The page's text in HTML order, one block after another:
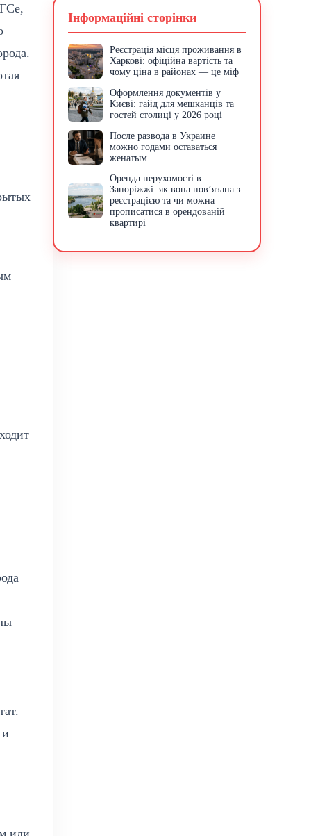
или
Інформаційні сторінки
Реєстрація місця проживання в
Харкові: офіційна вартість та
чому ціна в районах — це міф
Оформлення документів у
Києві: гайд для мешканців та
гостей столиці у 2026 році
После развода в Украине
можно годами оставаться
женатым
Оренда нерухомості в
Запоріжжі: як вона пов’язана з
реєстрацією та чи можна
прописатися в орендованій
квартирі